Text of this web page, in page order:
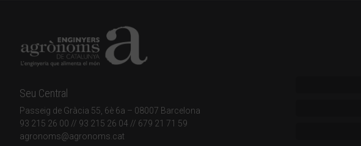
Seu Central
Passeig de Gràcia 55, 6è 6a – 08007 Barcelona
93 215 26 00 // 93 215 26 04 // 679 21 71 59
agronoms@agronoms.cat